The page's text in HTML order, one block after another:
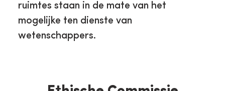
ruimtes staan in de mate van het
mogelijke ten dienste van
wetenschappers.